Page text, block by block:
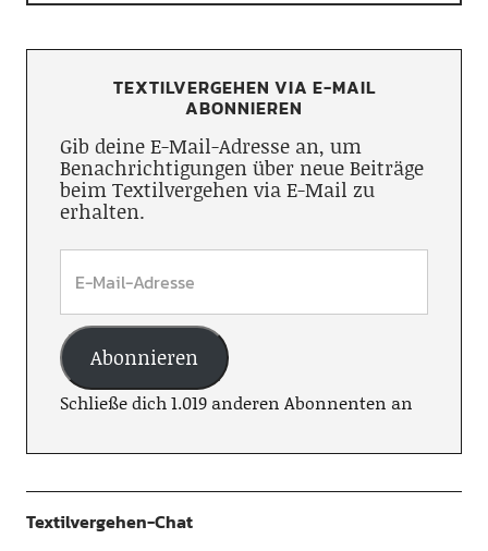
TEXTILVERGEHEN VIA E-MAIL
ABONNIEREN
Gib deine E-Mail-Adresse an, um
Benachrichtigungen über neue Beiträge
beim Textilvergehen via E-Mail zu
erhalten.
Abonnieren
Schließe dich 1.019 anderen Abonnenten an
Textilvergehen-Chat